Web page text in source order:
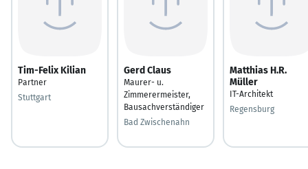
Tim-Felix Kilian
Partner
Stuttgart
Gerd Claus
Maurer- u.
Zimmerermeister,
Bausachverständiger
Bad Zwischenahn
Matthias H.R.
Müller
IT-Architekt
Regensburg